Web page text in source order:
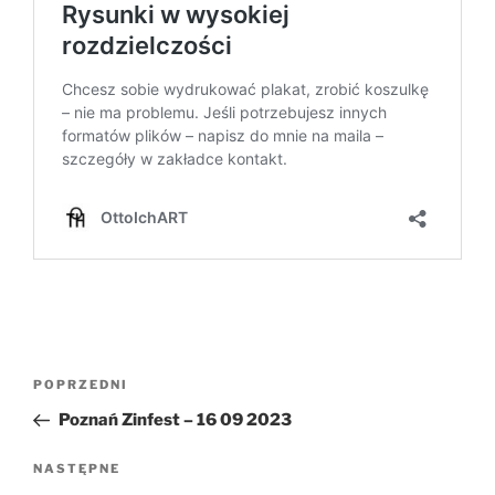
Nawigacja
Poprzedni
wpis
POPRZEDNI
Poznań Zinfest – 16 09 2023
Następny
NASTĘPNE